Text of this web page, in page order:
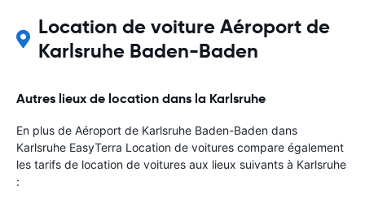
Location de voiture Aéroport de
Karlsruhe Baden-Baden
Autres lieux de location dans la Karlsruhe
En plus de Aéroport de Karlsruhe Baden-Baden dans
Karlsruhe EasyTerra Location de voitures compare également
les tarifs de location de voitures aux lieux suivants à Karlsruhe
: